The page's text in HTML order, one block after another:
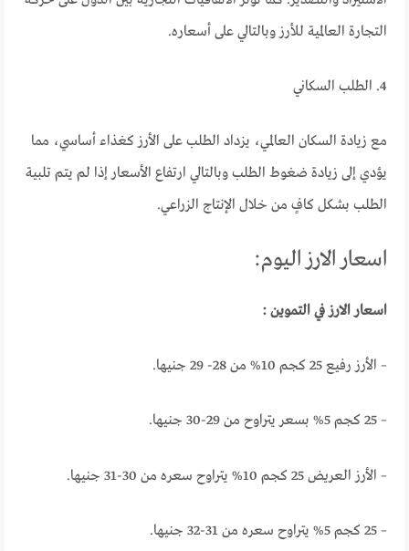
التجارة العالمية للأرز وبالتالي على أسعاره.
4. الطلب السكاني
مع زيادة السكان العالمي، يزداد الطلب على الأرز كغذاء أساسي، مما
يؤدي إلى زيادة ضغوط الطلب وبالتالي ارتفاع الأسعار إذا لم يتم تلبية
الطلب بشكل كافٍ من خلال الإنتاج الزراعي.
اسعار الارز اليوم:
اسعار الارز في التموين :
– الأرز رفيع 25 كجم 10% من 28- 29 جنيها.
– 25 كجم 5% بسعر يتراوح من 29-30 جنيها.
– الأرز العريض 25 كجم 10% يتراوح سعره من 30-31 جنيها.
– 25 كجم 5% يتراوح سعره من 31-32 جنيها.